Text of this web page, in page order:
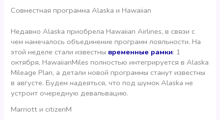
Совместная программа Alaska и Hawaiian
Недавно Alaska приобрела Hawaiian Airlines, в связи с
чем намечалось объединение программ лояльности. На
этой неделе стали известны временные рамки: 1
октября, HawaiianMiles полностью интегрируется в Alaska
Mileage Plan, а детали новой программы станут известны
в августе. Будем надеяться, что под шумок Alaska не
устроит очередную девальвацию.
Marriott и citizenM